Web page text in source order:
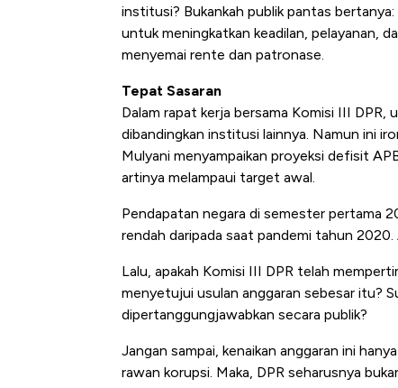
institusi? Bukankah publik pantas
untuk meningkatkan keadilan, pelayanan,
menyemai rente dan patronase.
Tepat Sasaran
Dalam rapat kerja bersama Komisi III DPR,
dibandingkan institusi lainnya. Namun ini
Mulyani menyampaikan proyeksi defisit
artinya melampaui target awal.
Pendapatan negara di semester pertama
rendah daripada saat pandemi tahun
Lalu, apakah Komisi III DPR telah
menyetujui usulan anggaran sebesar itu?
dipertanggungjawabkan secara publik?
Jangan sampai, kenaikan anggaran ini
rawan korupsi. Maka, DPR seharusnya